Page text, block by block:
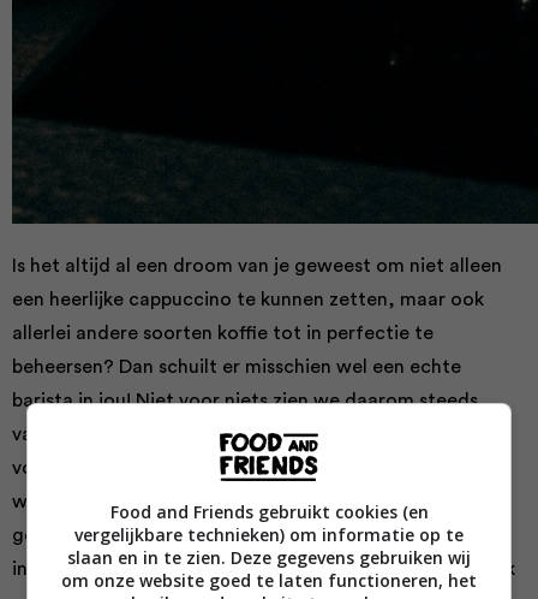
Is het altijd al een droom van je geweest om niet alleen
een heerlijke cappuccino te kunnen zetten, maar ook
allerlei andere soorten koffie tot in perfectie te
beheersen? Dan schuilt er misschien wel een echte
barista in jou! Niet voor niets zien we daarom steeds
vaker dat mensen kiezen voor een luxe koffiemachine
voor thuis of een
koffieautomaat voor je bedrijf
waarmee je heerlijke koppen koffie kunt zetten. Een
goede kop koffie kan namelijk een enorm verschil maken
in hoe jij de dag begint. Het is daarom dus ook belangrijk
Food and Friends gebruikt cookies (en
vergelijkbare technieken) om informatie op te
slaan en in te zien. Deze gegevens gebruiken wij
om onze website goed te laten functioneren, het